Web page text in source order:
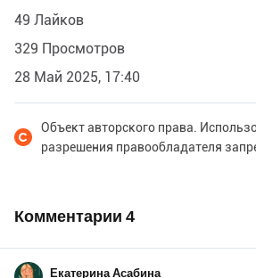
49 Лайков
329 Просмотров
28 Май 2025, 17:40
Объект авторского права.
разрешения правообладателя
Комментарии 4
Екатерина Асабина